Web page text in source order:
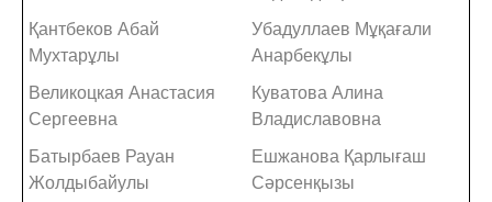
Қантбеков Абай
Мухтарұлы
Убадуллаев Мұқағали
Анарбекұлы
Великоцкая Анастасия
Сергеевна
Куватова Алина
Владиславовна
Батырбаев Рауан
Жолдыбайулы
Ешжанова Қарлығаш
Сәрсенқызы